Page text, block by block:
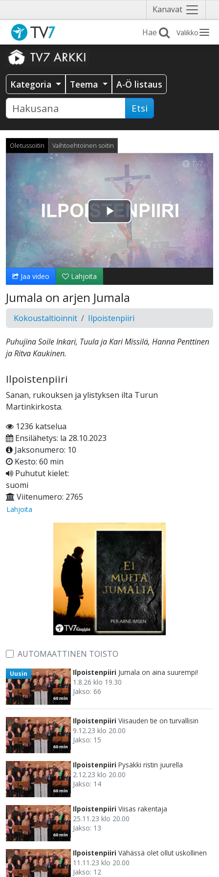
Kanavat Näytä
valikko
Valikko
Kategoria Teema A-Ö listaus
Etsi
Oletussoitin Vaihtoehtoinen soitin
Toista
Video
Jaa video Lahjoita
Jumala on arjen Jumala
Kokoustaltioinnit Ilpoistenpiiri
Puhujina Soile Inkari, Tuula ja Kari Missilä, Hanna Penttinen
ja Ritva Kaukinen.
Ilpoistenpiiri
Sanan, rukouksen ja ylistyksen ilta Turun
Martinkirkosta.
1236 katselua
Ensilähetys: la 28.10.2023
Jaksonumero: 10
Kesto: 60 min
Puhutut kielet:
suomi
Viitenumero: 2765
Lahjoita
AUTOMAATTINEN TOISTO
60 min
Uusin Ilpoistenpiiri Jumala on aina suurempi!
1.8.26 klo 19.30
Jakso: 66
60 min
Ilpoistenpiiri Viisauden tie on turvallisin
9.12.23 klo 20.00
Jakso: 15
60 min
Ilpoistenpiiri Pysäkki ristin juurella
2.12.23 klo 20.00
Jakso: 14
60 min
Ilpoistenpiiri Viisas rakentaja
25.11.23 klo 20.00
Jakso: 13
Ilpoistenpiiri Vähässä olet ollut uskollinen
11.11.23 klo 20.00
Jakso: 12